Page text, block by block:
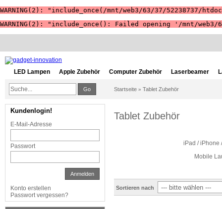
WARNING(2): "include_once(/mnt/web3/63/37/
WARNING(2): "include_once(): Failed opening '/mnt/
LED Lampen Apple Zubehör Computer Zubehör Laserbeamer
Go Startseite » Tablet Zubehör
Tablet Zubehör
iPad / iPhone
Mobile
Sortieren nach
Kundenlogin!
E-Mail-Adresse
Passwort
Anmelden
Konto erstellen
Passwort vergessen?